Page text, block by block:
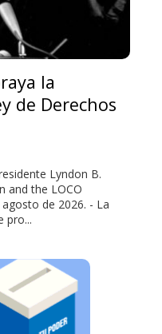
la
de Derechos
Lyndon B.
and the LOCO
de 2026. - La
pro...